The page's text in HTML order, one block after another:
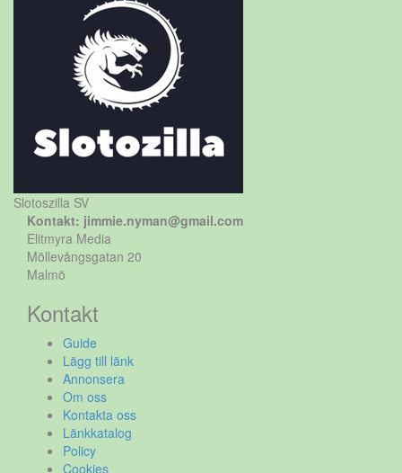
Slotoszilla SV
Kontakt: jimmie.nyman@gmail.com
Elitmyra Media
Möllevångsgatan 20
Malmö
Kontakt
Guide
Lägg till länk
Annonsera
Om oss
Kontakta oss
Länkkatalog
Policy
Cookies